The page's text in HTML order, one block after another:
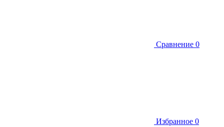
Сравнение 0
Избранное 0